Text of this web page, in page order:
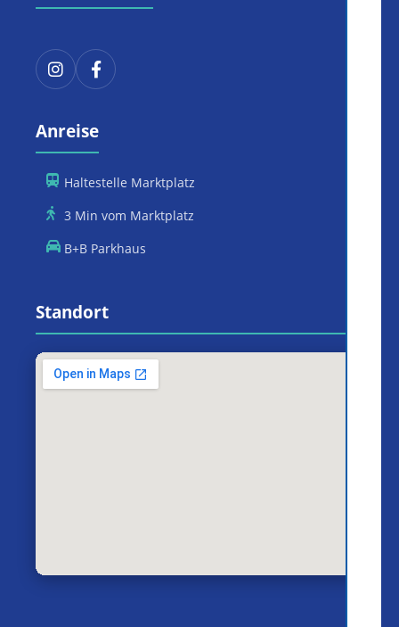
Anreise
Haltestelle Marktplatz
3 Min vom Marktplatz
B+B Parkhaus
Standort